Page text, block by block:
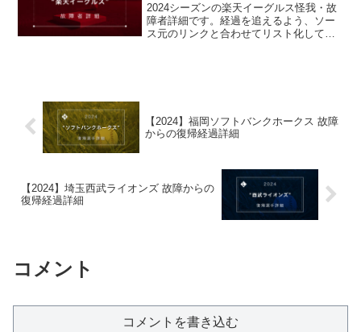
2024シーズンの楽天イーグルス怪我・故
障者詳細です。経過を追えるよう、ソー
ス元のリンクと合わせてリスト化してい
【2024】福岡ソフトバンクホークス 故障
からの復帰経過詳細
【2024】埼玉西武ライオンズ 故障からの
復帰経過詳細
コメント
コメントを書き込む